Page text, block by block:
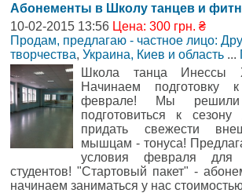
Абонементы в Школу танцев и
10-02-2015 13:56 Цена: 300 грн. ₴
Продам, предлагаю - частное лицо:
творчества, Украина, Киев и область ...
Школа танца Инессы
Начинаем
феврале! Мы
подготовиться к
придать свежести
мышцам - тонуса!
условия февраля
студентов! "Стартовый пакет" -
начинаем заниматься у нас